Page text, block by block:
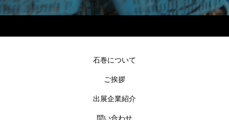
石巻について
ご挨拶
出展企業紹介
問い合わせ